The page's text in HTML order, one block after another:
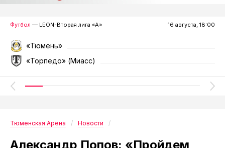
Футбол — LEON-Вторая лига «А» 16 августа, 18:00
«Тюмень»
«Торпедо» (Миасс)
Тюменская Арена Новости
Александр Попов: «Пройдем